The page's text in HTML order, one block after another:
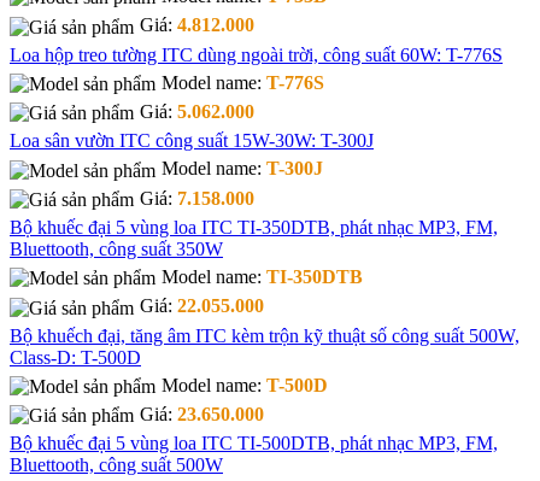
Giá: 4.812.000
Loa hộp treo tường ITC dùng ngoài trời, công suất 60W: T-776S
Model name: T-776S
Giá: 5.062.000
Loa sân vườn ITC công suất 15W-30W: T-300J
Model name: T-300J
Giá: 7.158.000
Bộ khuếc đại 5 vùng loa ITC TI-350DTB, phát nhạc MP3, FM,
Bluettooth, công suất 350W
Model name: TI-350DTB
Giá: 22.055.000
Bộ khuếch đại, tăng âm ITC kèm trộn kỹ thuật số công suất 500W,
Class-D: T-500D
Model name: T-500D
Giá: 23.650.000
Bộ khuếc đại 5 vùng loa ITC TI-500DTB, phát nhạc MP3, FM,
Bluettooth, công suất 500W